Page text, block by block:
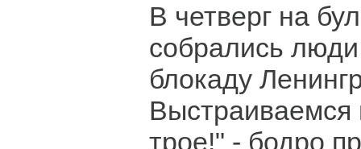
В четверг на
собрались
блокаду
Выстраиваемся
трое!" - бодро